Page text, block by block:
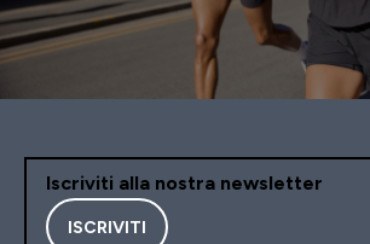
Iscriviti alla nostra newsletter
ISCRIVITI